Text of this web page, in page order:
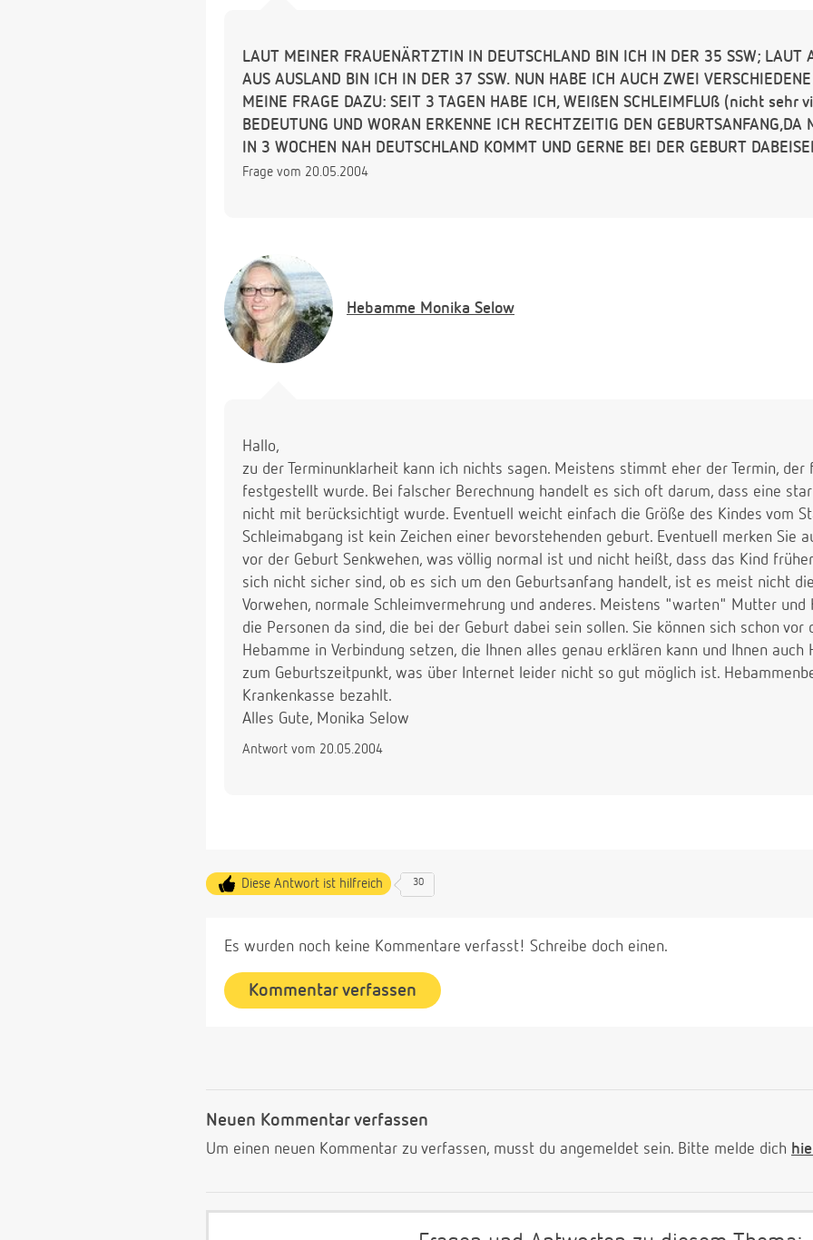
LAUT MEINER FRAUENÄRTZTIN IN DEUTSCHLAND BIN ICH IN DER 35 SSW; LAUT
AUS AUSLAND BIN ICH IN DER 37 SSW. NUN HABE ICH AUCH ZWEI
MEINE FRAGE DAZU: SEIT 3 TAGEN HABE ICH, WEIßEN SCHLEIMFLUß (nicht sehr
BEDEUTUNG UND WORAN ERKENNE ICH RECHTZEITIG DEN GEBURTSANFANG,DA
IN 3 WOCHEN NAH DEUTSCHLAND KOMMT UND GERNE BEI DER GEBURT
Frage vom 20.05.2004
Hebamme Monika Selow
Hallo,
zu der Terminunklarheit kann ich nichts sagen. Meistens stimmt eher der Termin, der
festgestellt wurde. Bei falscher Berechnung handelt es sich oft darum, dass eine
nicht mit berücksichtigt wurde. Eventuell weicht einfach die Größe des Kindes vom
Schleimabgang ist kein Zeichen einer bevorstehenden geburt. Eventuell merken Sie
vor der Geburt Senkwehen, was völlig normal ist und nicht heißt, dass das Kind
sich nicht sicher sind, ob es sich um den Geburtsanfang handelt, ist es meist nicht
Vorwehen, normale Schleimvermehrung und anderes. Meistens "warten" Mutter und
die Personen da sind, die bei der Geburt dabei sein sollen. Sie können sich schon vor
Hebamme in Verbindung setzen, die Ihnen alles genau erklären kann und Ihnen auch
zum Geburtszeitpunkt, was über Internet leider nicht so gut möglich ist.
Krankenkasse bezahlt.
Alles Gute, Monika Selow
Antwort vom 20.05.2004
Diese Antwort ist hilfreich 30
Es wurden noch keine Kommentare verfasst! Schreibe doch einen.
Kommentar verfassen
Neuen Kommentar verfassen
Um einen neuen Kommentar zu verfassen, musst du angemeldet sein. Bitte melde dich